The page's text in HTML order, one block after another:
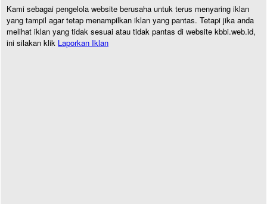
Kami sebagai pengelola website berusaha untuk terus menyaring iklan
yang tampil agar tetap menampilkan iklan yang pantas. Tetapi jika anda
melihat iklan yang tidak sesuai atau tidak pantas di website kbbi.web.id,
ini silakan klik Laporkan Iklan